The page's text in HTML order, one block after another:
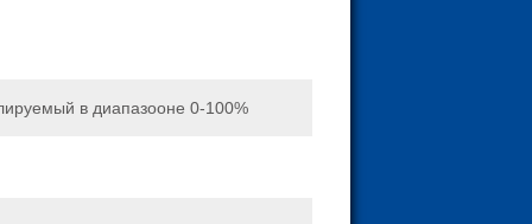
в диапазооне 0-100%